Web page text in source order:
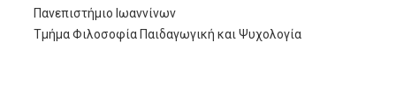
Πανεπιστήμιο Ιωαννίνων
Τμήμα Φιλοσοφία Παιδαγωγική και Ψυχολογία